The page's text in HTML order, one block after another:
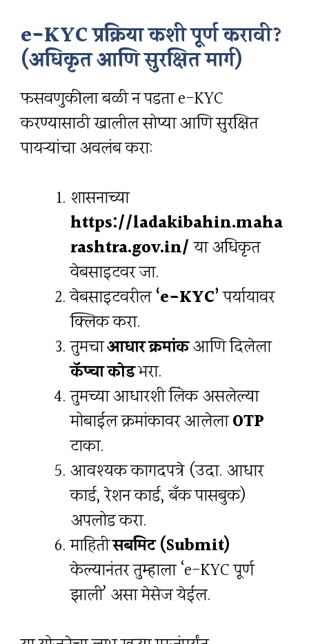
e-KYC प्रक्रिया कशी पूर्ण करावी?
(अधिकृत आणि सुरक्षित मार्ग)
फसवणुकीला बळी न पडता e-KYC
करण्यासाठी खालील सोप्या आणि सुरक्षित
पायऱ्यांचा अवलंब करा:
शासनाच्या
https://ladakibahin.maha
rashtra.gov.in/या अधिकृत
वेबसाइटवर जा.
वेबसाइटवरील‘e-KYC’पर्यायावर
क्लिक करा.
तुमचाआधार क्रमांकआणि दिलेला
कॅप्चा कोडभरा.
तुमच्या आधारशी लिंक असलेल्या
मोबाईल क्रमांकावर आलेलाOTP
टाका.
आवश्यक कागदपत्रे (उदा. आधार
कार्ड, रेशन कार्ड, बँक पासबुक)
अपलोड करा.
माहितीसबमिट (Submit)
केल्यानंतर तुम्हाला ‘e-KYC पूर्ण
झाली’ असा मेसेज येईल.